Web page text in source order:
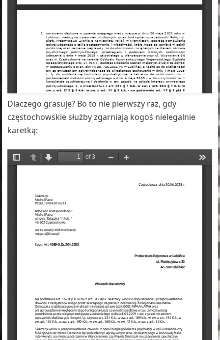
Dlaczego grasuje? Bo to nie pierwszy raz, gdy
częstochowskie służby zgarniają kogoś nielegalnie
karetką: